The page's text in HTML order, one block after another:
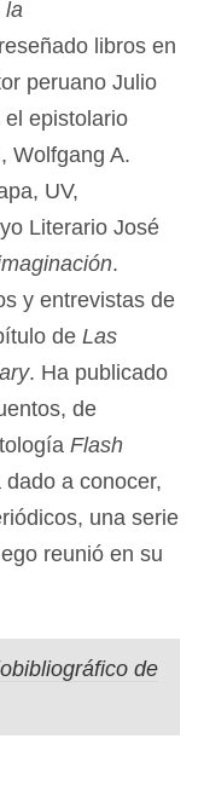
la
libros en
peruano Julio
epistolario
Wolfgang A.
UV,
Literario José
.
y entrevistas de
de Las
. Ha publicado
de
Flash
dado a conocer,
una serie
reunió en su
de